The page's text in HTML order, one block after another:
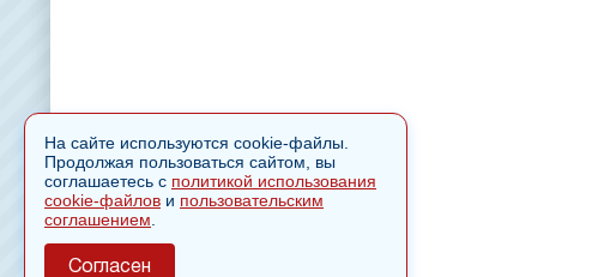
На сайте используются cookie-файлы.
Продолжая пользоваться сайтом, вы
соглашаетесь с политикой использования
cookie-файлов и пользовательским
соглашением
Согласен